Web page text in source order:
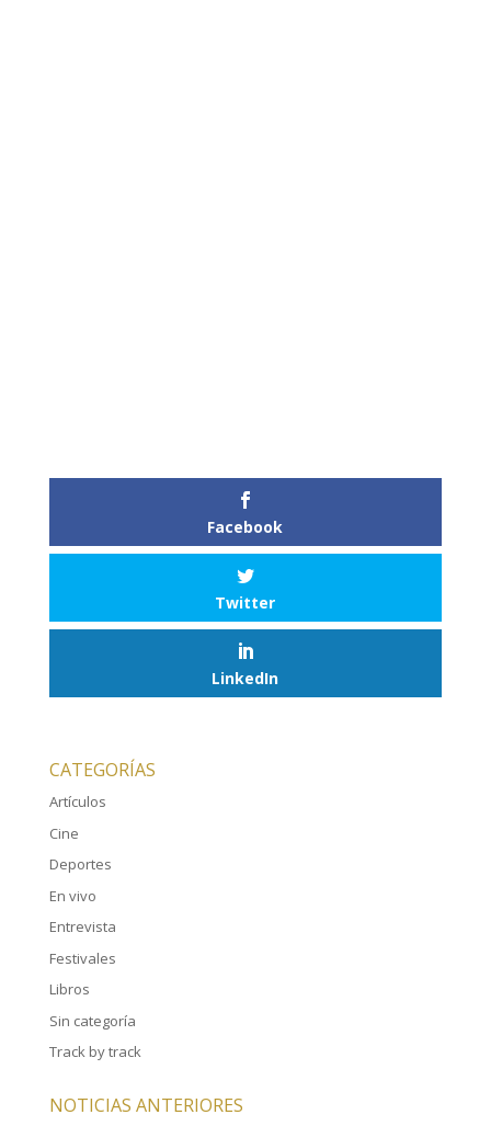
Facebook
Twitter
LinkedIn
CATEGORÍAS
Artículos
Cine
Deportes
En vivo
Entrevista
Festivales
Libros
Sin categoría
Track by track
NOTICIAS ANTERIORES